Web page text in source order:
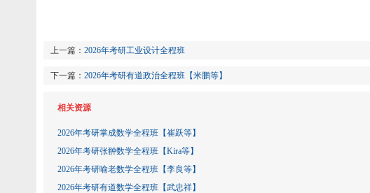
上一篇： 2026年考研工业设计全程班
下一篇： 2026年考研有道政治全程班【米鹏等】
相关资源
2026年考研掌成数学全程班【崔跃等】
2026年考研张翀数学全程班【Kira等】
2026年考研喻老数学全程班【李良等】
2026年考研有道数学全程班【武忠祥】